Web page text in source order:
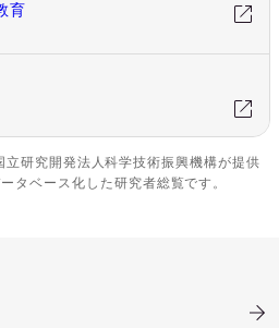
育
研究開発法人科学技術振興機構が提供
タベース化した研究者総覧です。